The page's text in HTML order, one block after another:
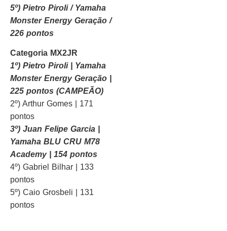
5º) Pietro Piroli / Yamaha
Monster Energy Geração /
226 pontos
Categoria MX2JR
1º) Pietro Piroli | Yamaha
Monster Energy Geração |
225 pontos (CAMPEÃO)
2º) Arthur Gomes | 171
pontos
3º) Juan Felipe Garcia |
Yamaha BLU CRU M78
Academy | 154 pontos
4º) Gabriel Bilhar | 133
pontos
5º) Caio Grosbeli | 131
pontos